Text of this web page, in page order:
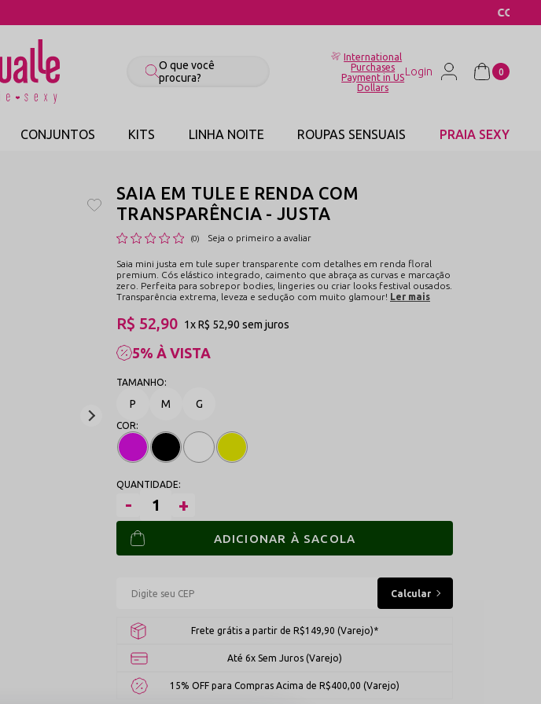
International
Purchases
Payment in US
Dollars
0
CONJUNTOS KITS LINHA NOITE ROUPAS SENSUAIS PRAIA SEXY
SAIA EM TULE E RENDA COM
TRANSPARÊNCIA - JUSTA
(0) Seja o primeiro a avaliar
Saia mini justa em tule super transparente com detalhes em renda floral
premium. Cós elástico integrado, caimento que abraça as curvas e marcação
zero. Perfeita para sobrepor bodies, lingeries ou criar looks festival ousados.
Transparência extrema, leveza e sedução com muito glamour! Ler mais
5% À VISTA
R$ 52,90 1xR$ 52,90 sem juros
P M G
ADICIONAR À SACOLA
Frete grátis a partir de R$149,90 (Varejo)*
Até 6x Sem Juros (Varejo)
15% OFF para Compras Acima de R$400,00 (Varejo)